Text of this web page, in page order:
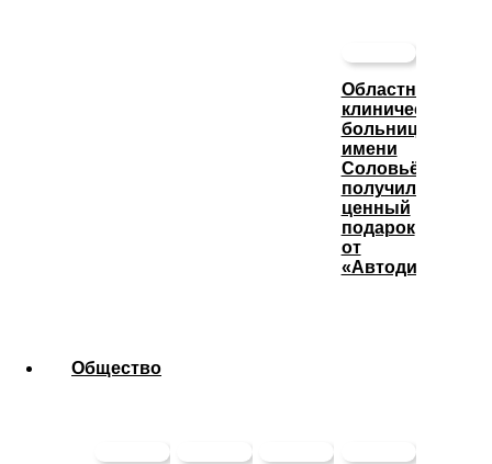
Областная
клиническая
больница
имени
Соловьёва
получила
ценный
подарок
от
«Автодизеля»
Общество